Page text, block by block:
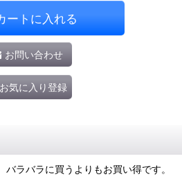
ートに入れる
お問い合わせ
お気に入り登録
ラバラに買うよりもお買い得です。